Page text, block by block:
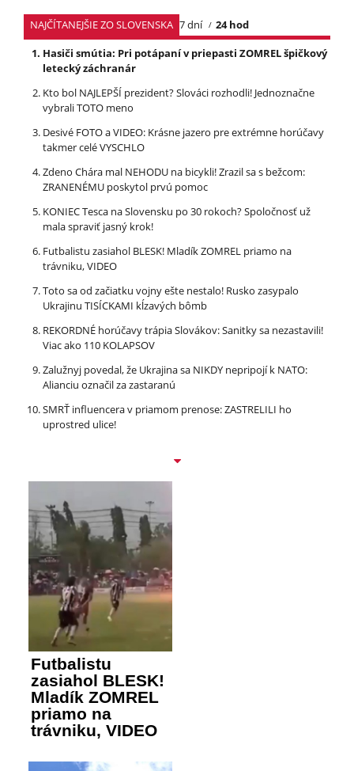
NAJČÍTANEJŠIE ZO SLOVENSKA 7 dní
24 hod
Hasiči smútia: Pri potápaní v priepasti ZOMREL špičkový
letecký záchranár
Kto bol NAJLEPŠÍ prezident? Slováci rozhodli! Jednoznačne
vybrali TOTO meno
Desivé FOTO a VIDEO: Krásne jazero pre extrémne horúčavy
takmer celé VYSCHLO
Zdeno Chára mal NEHODU na bicykli! Zrazil sa s bežcom:
ZRANENÉMU poskytol prvú pomoc
KONIEC Tesca na Slovensku po 30 rokoch? Spoločnosť už
mala spraviť jasný krok!
Futbalistu zasiahol BLESK! Mladík ZOMREL priamo na
trávniku, VIDEO
Toto sa od začiatku vojny ešte nestalo! Rusko zasypalo
Ukrajinu TISÍCKAMI kĺzavých bômb
REKORDNÉ horúčavy trápia Slovákov: Sanitky sa nezastavili!
Viac ako 110 KOLAPSOV
Zalužnyj povedal, že Ukrajina sa NIKDY nepripojí k NATO:
Alianciu označil za zastaranú
SMRŤ influencera v priamom prenose: ZASTRELILI ho
uprostred ulice!
Futbalistu
zasiahol BLESK!
Mladík ZOMREL
priamo na
trávniku, VIDEO